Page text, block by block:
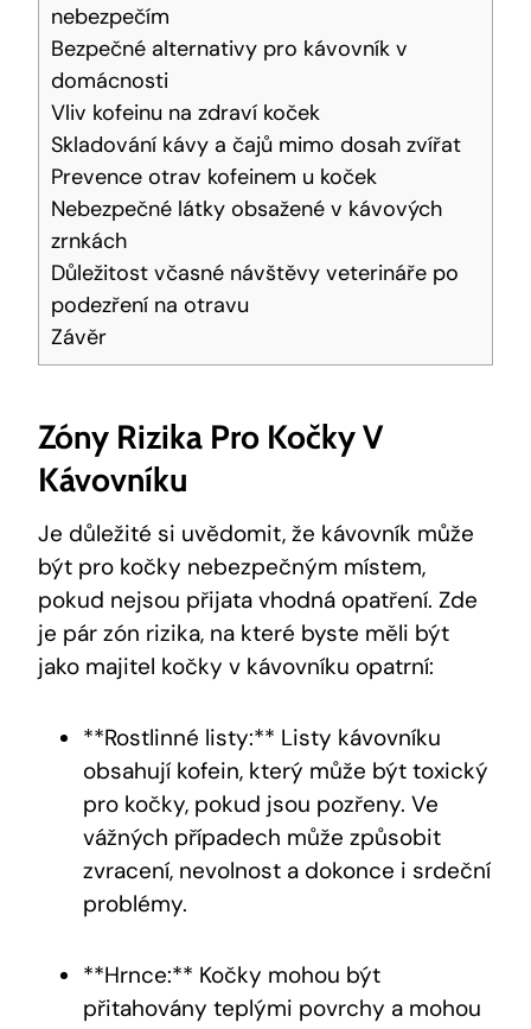
nebezpečím
Bezpečné alternativy pro kávovník v
domácnosti
Vliv kofeinu na zdraví koček
Skladování kávy a čajů mimo dosah zvířat
Prevence otrav kofeinem u koček
Nebezpečné látky obsažené v kávových
zrnkách
Důležitost včasné návštěvy veterináře po
podezření na otravu
Závěr
Zóny Rizika Pro Kočky V
Kávovníku
Je důležité si uvědomit, že kávovník může
být pro kočky nebezpečným místem,
pokud nejsou přijata vhodná opatření. Zde
je pár zón rizika, na které byste měli být
jako majitel kočky v kávovníku opatrní:
**Rostlinné listy:** Listy kávovníku
obsahují kofein, který může být toxický
pro kočky, pokud jsou pozřeny. Ve
vážných případech může způsobit
zvracení, nevolnost a dokonce i srdeční
problémy.
**Hrnce:** Kočky mohou být
přitahovány teplými povrchy a mohou